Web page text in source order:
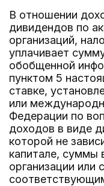
В отношении
дивидендов по
организаций,
уплачивает
обобщенной
пунктом 5
ставке,
или
Федерации по
доходов в виде
которой не
капитале, суммы
организации или